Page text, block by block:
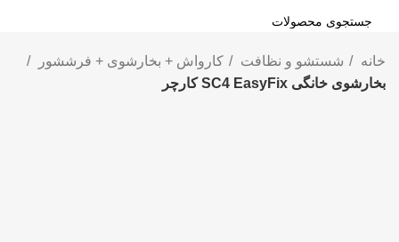
جستجوخانه شستشو و نظافت
کارواش + بخارشوی + فرششور
بخارشوی خانگی SC4 EasyFix کارچر